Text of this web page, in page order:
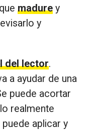
madure y
y
del lector.
a ayudar de una
puede acortar
realmente
aplicar y